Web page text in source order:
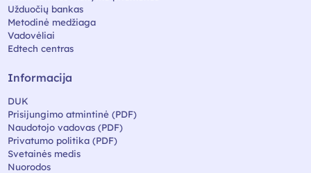
Užduočių bankas
Metodinė medžiaga
Vadovėliai
Edtech centras
Informacija
DUK
Prisijungimo atmintinė (PDF)
Naudotojo vadovas (PDF)
Privatumo politika (PDF)
Svetainės medis
Nuorodos